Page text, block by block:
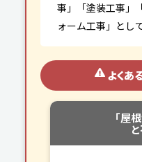
事」「塗装工事」
ォーム工事」とし
よくあ
「屋